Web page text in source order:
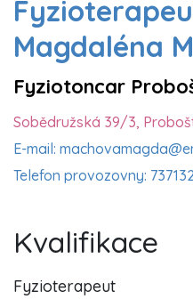
Magdaléna
Fyziotoncar
Sobědružská 39/3,
E-mail:
Telefon provozovny:
Kvalifikace
Fyzioterapeut